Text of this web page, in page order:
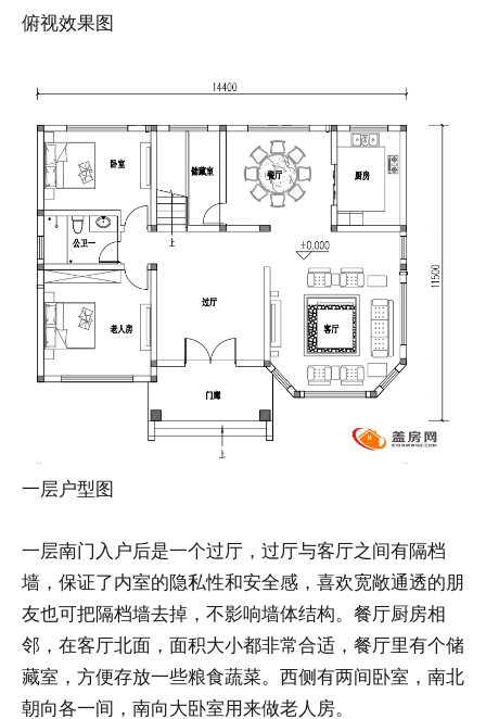
俯视效果图
一层户型图
一层南门入户后是一个过厅，过厅与客厅之间有隔档
墙，保证了内室的隐私性和安全感，喜欢宽敞通透的朋
友也可把隔档墙去掉，不影响墙体结构。餐厅厨房相
邻，在客厅北面，面积大小都非常合适，餐厅里有个储
藏室，方便存放一些粮食蔬菜。西侧有两间卧室，南北
朝向各一间，南向大卧室用来做老人房。